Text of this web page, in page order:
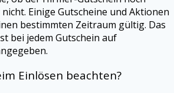
Einige Gutscheine und Aktionen
bestimmten Zeitraum gültig. Das
bei jedem Gutschein auf
Einlösen beachten?